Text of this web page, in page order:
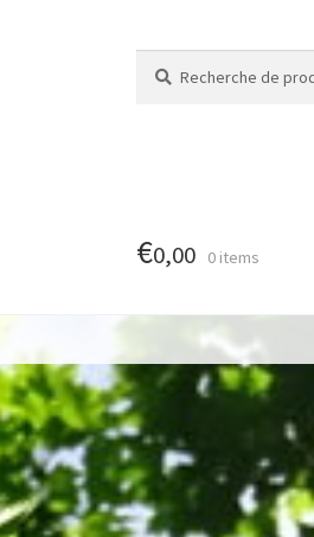
pour :
€0,00 0 items